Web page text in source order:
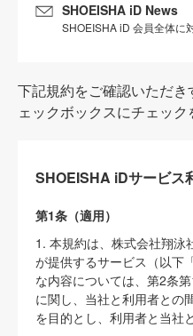
SHOEISHA iD News
SHOEISHA iD 会員全体に
下記規約をご確認いただ
ェックボックスにチェック
SHOEISHA iDサービス
第1条（適用）
1. 本規約は、株式会社翔泳
が提供するサービス（以下
な内容については、第2条
に関し、当社と利用者との
を目的とし、利用者と当社